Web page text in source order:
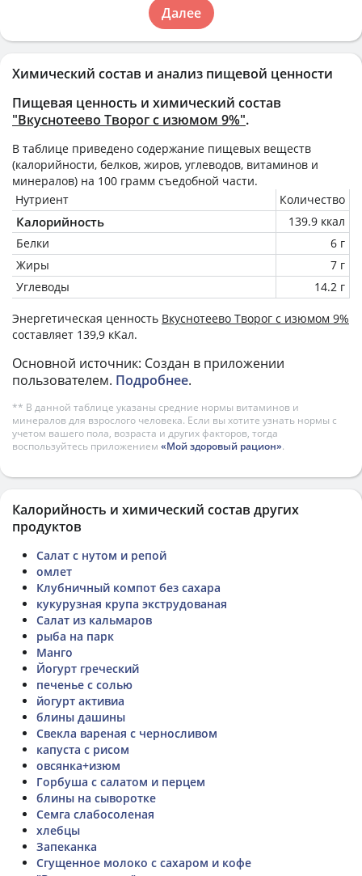
Химический состав и анализ пищевой ценности
Пищевая ценность и химический состав
"Вкуснотеево Творог с изюмом 9%".
В таблице приведено содержание пищевых веществ
(калорийности, белков, жиров, углеводов, витаминов и
минералов) на 100 грамм съедобной части.
Нутриент
Количество
Калорийность
139.9 ккал
Белки
6 г
Жиры
7 г
Углеводы
14.2 г
Энергетическая ценность Вкуснотеево Творог с изюмом 9%
составляет 139,9 кКал.
Основной источник: Создан в приложении
пользователем. Подробнее.
** В данной таблице указаны средние нормы витаминов и
минералов для взрослого человека. Если вы хотите узнать нормы с
учетом вашего пола, возраста и других факторов, тогда
воспользуйтесь приложением «Мой здоровый рацион».
Далее
Калорийность и химический состав других
продуктов
Салат с нутом и репой
омлет
Клубничный компот без сахара
кукурузная крупа экструдованая
Салат из кальмаров
рыба на парк
Манго
Йогурт греческий
печенье с солью
йогурт активиа
блины дашины
Свекла вареная с черносливом
капуста с рисом
овсянка+изюм
Горбуша с салатом и перцем
блины на сыворотке
Семга слабосоленая
хлебцы
Запеканка
Сгущенное молоко с сахаром и кофе